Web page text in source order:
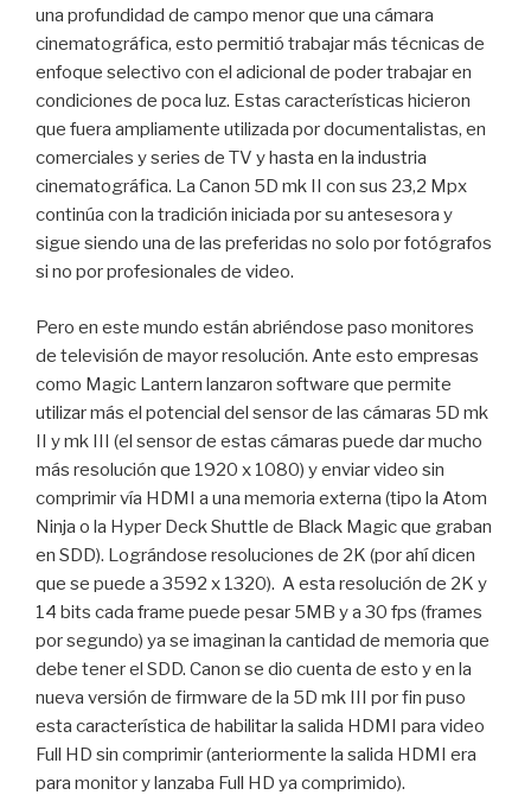
una profundidad de campo menor que una cámara
cinematográfica, esto permitió trabajar más técnicas de
enfoque selectivo con el adicional de poder trabajar en
condiciones de poca luz. Estas características hicieron
que fuera ampliamente utilizada por documentalistas, en
comerciales y series de TV y hasta en la industria
cinematográfica. La Canon 5D mk II con sus 23,2 Mpx
continúa con la tradición iniciada por su antesesora y
sigue siendo una de las preferidas no solo por fotógrafos
si no por profesionales de video.
Pero en este mundo están abriéndose paso monitores
de televisión de mayor resolución. Ante esto empresas
como Magic Lantern lanzaron software que permite
utilizar más el potencial del sensor de las cámaras 5D mk
II y mk III (el sensor de estas cámaras puede dar mucho
más resolución que 1920 x 1080) y enviar video sin
comprimir vía HDMI a una memoria externa (tipo la Atom
Ninja o la Hyper Deck Shuttle de Black Magic que graban
en SDD). Lográndose resoluciones de 2K (por ahí dicen
que se puede a 3592 x 1320). A esta resolución de 2K y
14 bits cada frame puede pesar 5MB y a 30 fps (frames
por segundo) ya se imaginan la cantidad de memoria que
debe tener el SDD. Canon se dio cuenta de esto y en la
nueva versión de firmware de la 5D mk III por fin puso
esta característica de habilitar la salida HDMI para video
Full HD sin comprimir (anteriormente la salida HDMI era
para monitor y lanzaba Full HD ya comprimido).